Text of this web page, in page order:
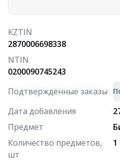
KZTIN
2870006698338
NTIN
0200090745243
Подтверждённые заказы
Дата добавления
Предмет
Количество предметов,
шт
1